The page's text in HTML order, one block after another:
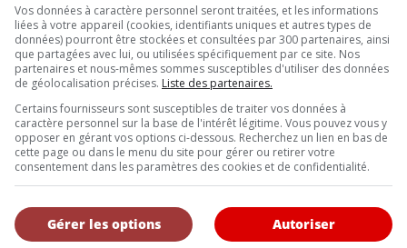
Inscrivez vous à l'infolettre.
NOUS
l’Annuel de l’automobile demeure l’outil de référence le plus complet
et les consommateurs à la recherche d’un véhicule ou simplement
Vos données à caractère personnel seront traitées, et les informations
liées à votre appareil (cookies, identifiants uniques et autres types de
données) pourront être stockées et consultées par 300 partenaires, ainsi
que partagées avec lui, ou utilisées spécifiquement par ce site. Nos
partenaires et nous-mêmes sommes susceptibles d'utiliser des données
de géolocalisation précises. Liste des partenaires.
Certains fournisseurs sont susceptibles de traiter vos données à
caractère personnel sur la base de l'intérêt légitime. Vous pouvez vous y
opposer en gérant vos options ci-dessous. Recherchez un lien en bas de
cette page ou dans le menu du site pour gérer ou retirer votre
consentement dans les paramètres des cookies et de confidentialité.
Autoriser
Gérer les options